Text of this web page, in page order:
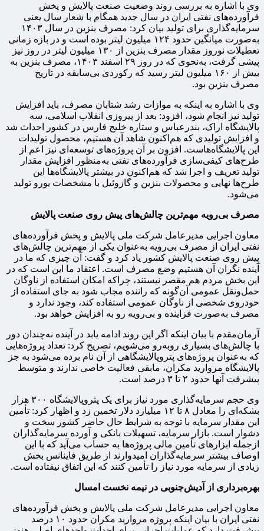
وی با اشاره به بررسی روند وضعیت صنعت پالایش و پخش
فرآورده‌های نفتی ایران در سال جدید همگام با شعار سال یعنی
سرمایه‌گذاری برای تولید بیان کرد: مصرف بنزین در سال ۱۴۰۳
به‌صورت میانگین حدود ۱۲۴ میلیون لیتر بوده است و در بازه زمانی
تعطیلات نوروز مقدار مصرف بنزین از ۱۳۰ میلیون لیتر در روز نیز
پیشی گرفت، به‌نحوی که در روز ۲۹ اسفند ۱۴۰۳، مصرف بنزین به
بیش از ۱۶۰ میلیون لیتر رسید که رکوردی بی‌سابقه در تاریخ
مصرف بنزین بود.
وی با اشاره به اینکه به موازات رشد شتابان مصرف، باید افزایش
تولید نیز انجام شود، افزود: بعد از پیروزی انقلاب اسلامی، سه
پالایشگاه اراک، بندرعباس و ستاره خلیج‌ فارس در کشور احداث شد
و افزایش تولیدی که هم‌اکنون شاهد آن هستیم، محصول تولیدات
این پالایشگاه‌هاست. افزون بر آن پروژه‌های توسعه‌ای نیز اعم از
طرح‌های کیفی‌سازی فرآورده‌های نفتی به‌منظور افزایش مقدار
تولید تعریف و اجرا شد که هم‌اکنون در بیشتر پالایشگاه‌ها این
طرح‌ها نهایی و محصولات بنزین و گازوئیل با مشخصات یورو تولید
می‌شود.
مصرف بی‌رویه مهم‌ترین چالش‌های پیش‌ روی صنعت پالایش
معاون اجرایی مدیرعامل شرکت ملی پالایش و پخش فرآورده‌های
نفتی ایران از مصرف بی‌رویه به‌عنوان یکی از مهم‌ترین چالش‌های
پیش‌ روی صنعت پالایش کشور یاد کرد و گفت: آن چیزی که ما در
آینده نگران آن هستیم وضع مصرف است. اعتقاد ما این است که در
این بخش مردم هم مقصر نیستند، چراکه امکان استفاده از ناوگان
حمل‌ونقل عمومی آن‌گونه که راننده مجاب شود به جای استفاده از
خودروی شخصی از ناوگان عمومی استفاده کند، وجود ندارد و
مصرف به‌صورت فزاینده و بی‌رویه رو به افزایش خواهد بود.
آرمان‌مقدم با بیان اینکه اگر این روند ادامه یابد در آینده نه‌چندان دور
با چالش‌های بسیاری روبه‌رو می‌شویم، تصریح کرد: تعداد پروژه‌هایی
که به‌عنوان پروژه‌های پتروپالایشگاهی از آن نام برده می‌شود به جز
پالایشگاه مروارید مکران، مابقی فعالیت خاصی ندارند و متوسط
پیشرفت آنها حدود ۲ تا ۳ درصد است.
وی حجم سرمایه‌گذاری مورد نیاز برای یک پتروپالایشگاه ۳۰۰ هزار
بشکه‌ای را معادل ۸ تا ۱۲ میلیارد دلار تخمین زد و اظهار کرد: تأمین
این مقدار سرمایه با توجه به شرایط حال حاضر کشور سخت و
دشوار است. بازار سرمایه، تسهیلات بانکی و آورده سرمایه‌گذاران
ازجمله ابزارهای تأمین مالی پروژه‌ها به حساب می‌آید که با این
اوصاف بیشتر سرمایه‌گذاران امیدوارند از طریق فاینانس بخش
زیادی از سرمایه مورد نیاز را تأمین کنند که این اتفاق نیفتاده است.
بهره‌برداری از آدیش‌جنوبی در نیمه نخست امسال
معاون اجرایی مدیرعامل شرکت ملی پالایش و پخش فرآورده‌های
نفتی ایران با بیان اینکه پروژه مروارید مکران حدود ۱۰ درصد